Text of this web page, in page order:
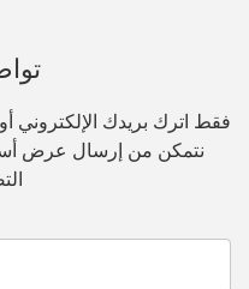
فقط اترك بريدك الإلكتروني
نتمكن من إرسال عرض